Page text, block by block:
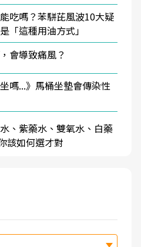
吃嗎？苯駢芘風波10大疑
「這種用油方式」
會導致痛風？
嗎...》馬桶坐墊會傳染性
、紫藥水、雙氧水、白藥
該如何選才對